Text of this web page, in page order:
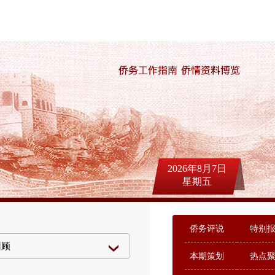
2026年8月7日
星期五
侨务评说 特别
本期策划 热点